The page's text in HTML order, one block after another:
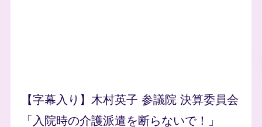
【字幕入り】木村英子 参議院 決算委員会
「入院時の介護派遣を断らないで！」